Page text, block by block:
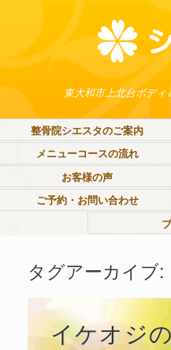
東大和市上北台ボディ
整骨院シエスタのご案内
メニューコースの流れ
お客様の声
ご予約・お問い合わせ
タグアーカイブ:
イケオジ